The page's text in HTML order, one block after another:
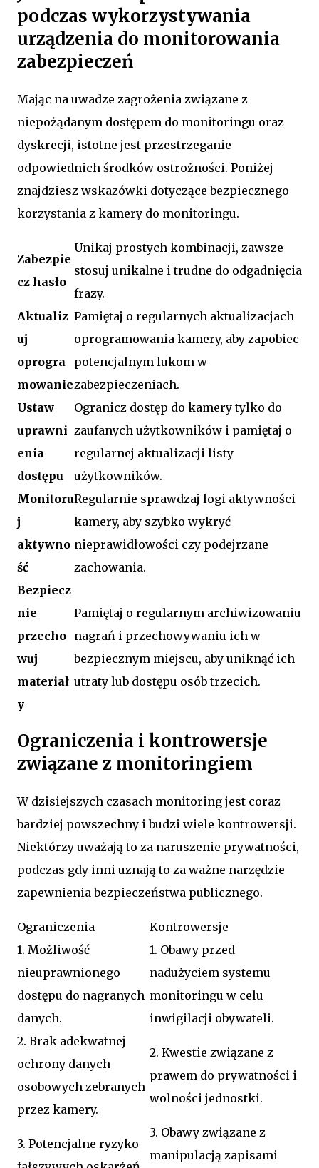
podczas wykorzystywania
urządzenia do monitorowania
zabezpieczeń
Mając na uwadze zagrożenia związane z
niepożądanym dostępem do monitoringu oraz
dyskrecji, istotne jest przestrzeganie
odpowiednich środków ostrożności. Poniżej
znajdziesz wskazówki dotyczące bezpiecznego
korzystania z kamery do monitoringu.
Zabezpie
cz hasło
Unikaj prostych kombinacji, zawsze
stosuj unikalne i trudne do odgadnięcia
frazy.
Aktualiz
uj
oprogra
mowanie
Pamiętaj o regularnych aktualizacjach
oprogramowania kamery, aby zapobiec
potencjalnym lukom w
zabezpieczeniach.
Ustaw
uprawni
enia
dostępu
Ogranicz dostęp do kamery tylko do
zaufanych użytkowników i pamiętaj o
regularnej aktualizacji listy
użytkowników.
Monitoru
j
aktywno
ść
Regularnie sprawdzaj logi aktywności
kamery, aby szybko wykryć
nieprawidłowości czy podejrzane
zachowania.
Bezpiecz
nie
przecho
wuj
materiał
y
Pamiętaj o regularnym archiwizowaniu
nagrań i przechowywaniu ich w
bezpiecznym miejscu, aby uniknąć ich
utraty lub dostępu osób trzecich.
Ograniczenia i kontrowersje
związane z monitoringiem
W dzisiejszych czasach monitoring jest coraz
bardziej powszechny i budzi wiele kontrowersji.
Niektórzy uważają to za naruszenie prywatności,
podczas gdy inni uznają to za ważne narzędzie
zapewnienia bezpieczeństwa publicznego.
Ograniczenia
Kontrowersje
1. Możliwość
nieuprawnionego
dostępu do nagranych
danych.
1. Obawy przed
nadużyciem systemu
monitoringu w celu
inwigilacji obywateli.
2. Brak adekwatnej
ochrony danych
osobowych zebranych
przez kamery.
2. Kwestie związane z
prawem do prywatności i
wolności jednostki.
3. Potencjalne ryzyko
3. Obawy związane z
manipulacją zapisami